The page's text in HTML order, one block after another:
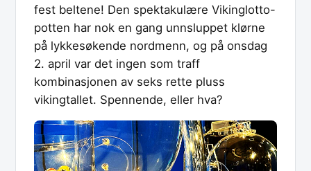
fest beltene! Den spektakulære Vikinglotto-
potten har nok en gang unnsluppet klørne
på lykkesøkende nordmenn, og på onsdag
2. april var det ingen som traff
kombinasjonen av seks rette pluss
vikingtallet. Spennende, eller hva?